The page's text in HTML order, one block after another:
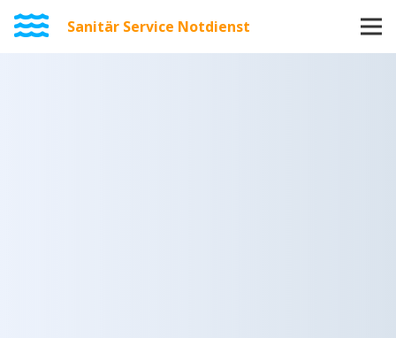
Sanitär Service Notdienst